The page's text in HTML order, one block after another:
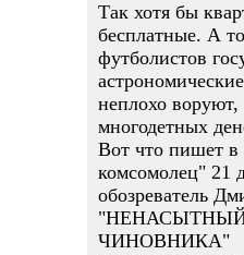
Так хотя бы
бесплатные. А
футболистов
неплохо
многодетных
Вот что пишет в
комсомолец" 21
обозреватель
ЧИНОВНИКА"